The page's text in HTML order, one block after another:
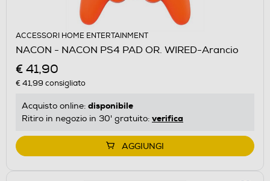
ACCESSORI HOME ENTERTAINMENT
NACON - NACON PS4 PAD OR. WIRED-Arancio
€ 41,90
€ 41,99 consigliato
Acquisto online: disponibile
Ritiro in negozio in 30' gratuito: verifica
AGGIUNGI